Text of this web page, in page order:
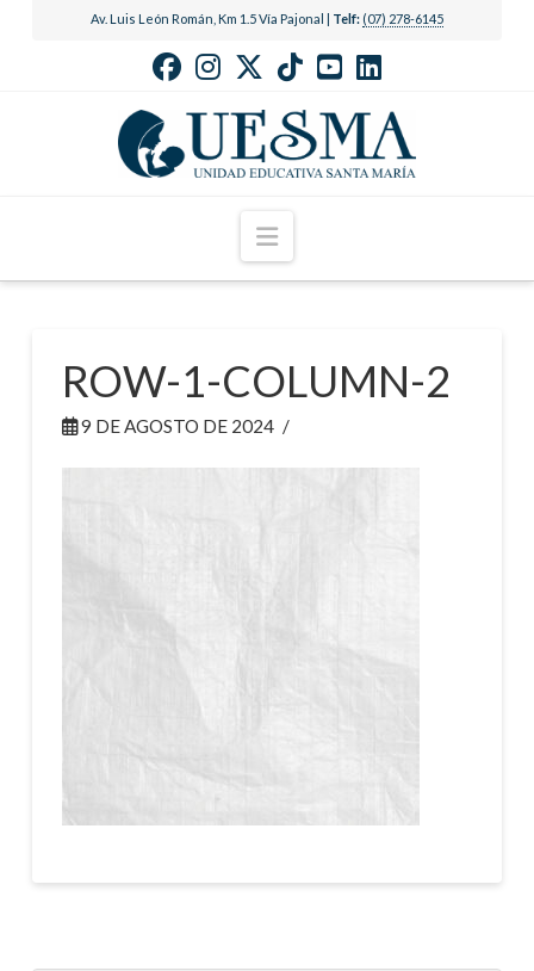
Av. Luis León Román, Km 1.5 Vía Pajonal | Telf: (07) 278-6145
Navigation
ROW-1-COLUMN-2
9 DE AGOSTO DE 2024